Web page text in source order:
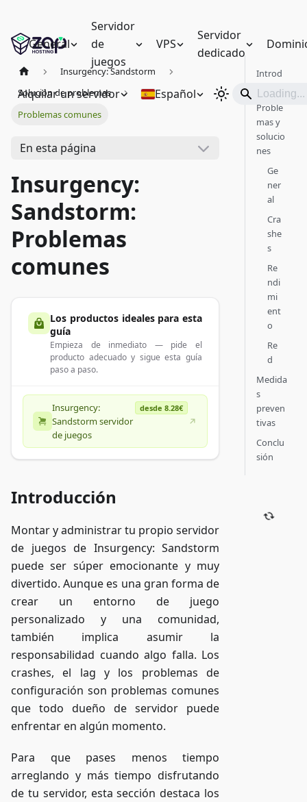
General
Servidor
de
juegos
VPS
Servidor
dedicado
Alquilar un servidor Español
Insurgency: Sandstorm
Solución de problemas
Problemas comunes
En esta página
Insurgency:
Sandstorm:
Problemas
comunes
Los productos ideales para esta
guía
Empieza de inmediato — pide el
producto adecuado y sigue esta guía
paso a paso.
Insurgency:
Sandstorm servidor
de juegos
desde 8.28€
Introducción
Montar y administrar tu propio servidor
de juegos de Insurgency: Sandstorm
puede ser súper emocionante y muy
divertido. Aunque es una gran forma de
crear un entorno de juego
personalizado y una comunidad,
también implica asumir la
responsabilidad cuando algo falla. Los
crashes, el lag y los problemas de
configuración son problemas comunes
que todo dueño de servidor puede
enfrentar en algún momento.
Para que pases menos tiempo
arreglando y más tiempo disfrutando
de tu servidor, esta sección destaca los
Introd
ucción
Proble
mas y
solucio
nes
Ge
ner
al
Cra
she
s
Re
ndi
mi
ent
o
Re
d
Medida
s
preven
tivas
Conclu
sión